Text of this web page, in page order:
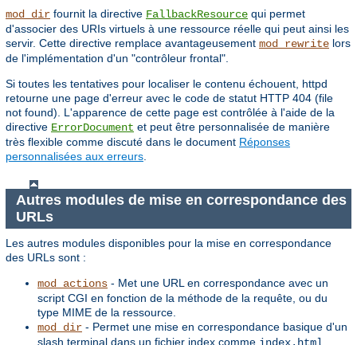
mod_dir fournit la directive FallbackResource qui permet
d'associer des URIs virtuels à une ressource réelle qui peut ainsi les
servir. Cette directive remplace avantageusement mod_rewrite lors
de l'implémentation d'un "contrôleur frontal".
Si toutes les tentatives pour localiser le contenu échouent, httpd
retourne une page d'erreur avec le code de statut HTTP 404 (file
not found). L'apparence de cette page est contrôlée à l'aide de la
directive ErrorDocument et peut être personnalisée de manière
très flexible comme discuté dans le document Réponses
personnalisées aux erreurs.
Autres modules de mise en correspondance des
URLs
Les autres modules disponibles pour la mise en correspondance
des URLs sont :
mod_actions - Met une URL en correspondance avec un
script CGI en fonction de la méthode de la requête, ou du
type MIME de la ressource.
mod_dir - Permet une mise en correspondance basique d'un
slash terminal dans un fichier index comme index.html